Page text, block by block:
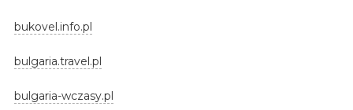
bukovel.info.pl
bulgaria.travel.pl
bulgaria-wczasy.pl